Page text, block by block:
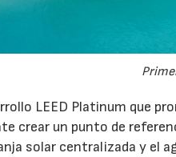
LEED Platinum que
crear un punto de
solar centralizada y el